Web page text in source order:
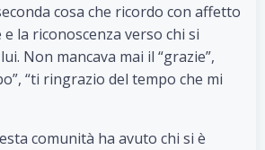
cosa che ricordo con affetto
la riconoscenza verso chi si
Non mancava mai il “grazie”,
“ti ringrazio del tempo che mi
comunità ha avuto chi si è